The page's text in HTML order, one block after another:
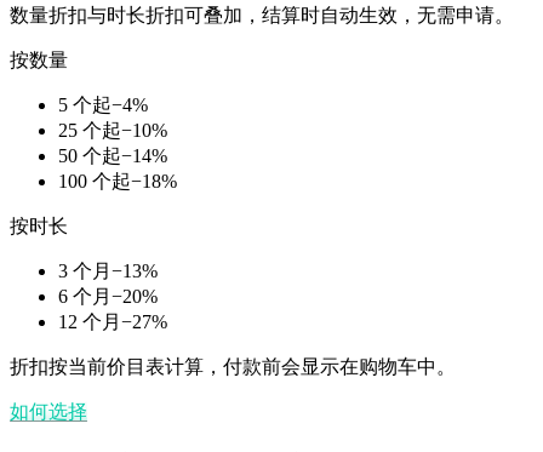
数量折扣与时长折扣可叠加，结算时自动生效，无需申请。
按数量
5 个起−4%
25 个起−10%
50 个起−14%
100 个起−18%
按时长
3 个月 −13%
6 个月 −20%
12 个月 −27%
折扣按当前价目表计算，付款前会显示在购物车中。
如何选择